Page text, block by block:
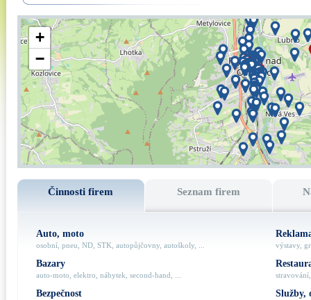
+
−
Činnosti firem Seznam firem
Auto, moto
osobní, pneu, ND, STK, autopůjčovny, autoškoly, ...
Bazary
auto-moto, elektro, nábytek, second-hand, ...
Bezpečnost
výstavy,
Služby,